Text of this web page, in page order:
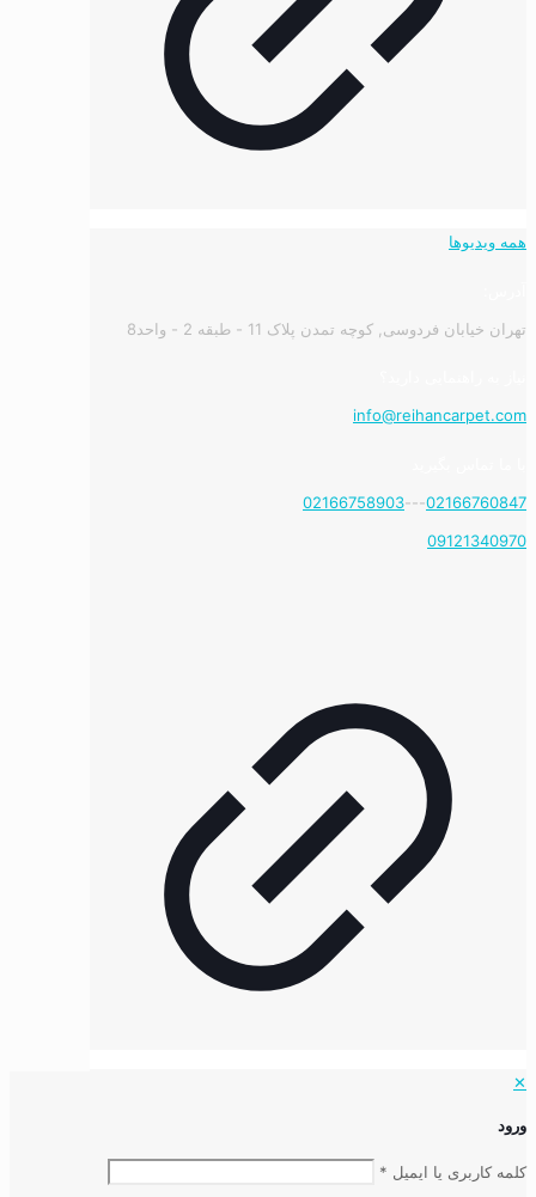
همه ویدیوها
تهران خیابان فردوسی, کوچه تمدن پلاک 11 - طبقه 2 - واحد8
info@reihancarpet.com
02166760847
---
02166758903
09121340970
✕
ورود
کلمه کاربری یا ایمیل *